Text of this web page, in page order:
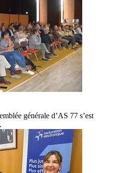
générale d’AS 77 s’est